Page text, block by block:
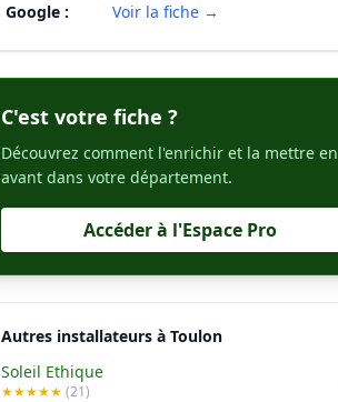
Google :
Voir la fiche →
C'est votre fiche ?
Découvrez comment l'enrichir et la mettre en
avant dans votre département.
Accéder à l'Espace Pro
Autres installateurs à Toulon
Soleil Ethique
★★★★★(21)